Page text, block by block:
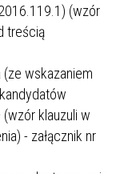
(wzór
treścią
wskazaniem
klauzuli w
- załącznik nr